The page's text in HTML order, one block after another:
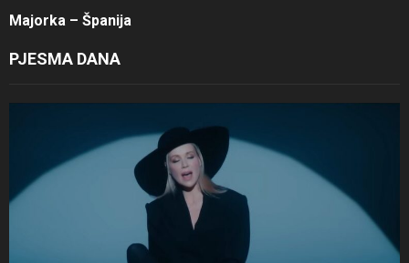
Majorka – Španija
PJESMA DANA